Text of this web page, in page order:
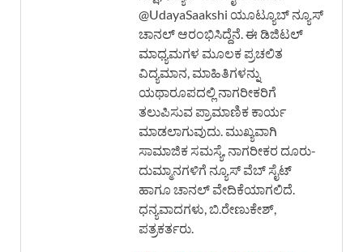
@UdayaSaakshi ಯೂಟ್ಯೂಬ್ ನ್ಯೂಸ್
ಚಾನಲ್ ಆರಂಭಿಸಿದ್ದೆನೆ. ಈ ಡಿಜಿಟಲ್
ಮಾಧ್ಯಮಗಳ ಮೂಲಕ ಪ್ರಚಲಿತ
ವಿದ್ಯಮಾನ, ಮಾಹಿತಿಗಳನ್ನು
ಯಥಾರೂಪದಲ್ಲಿ ನಾಗರೀಕರಿಗೆ
ತಲುಪಿಸುವ ಪ್ರಾಮಾಣಿಕ ಕಾರ್ಯ
ಮಾಡಲಾಗುವುದು. ಮುಖ್ಯವಾಗಿ
ಸಾಮಾಜಿಕ ಸಮಸ್ಯೆ, ನಾಗರೀಕರ ದೂರು-
ದುಮ್ಮಾನಗಳಿಗೆ ನ್ಯೂಸ್ ವೆಬ್ ಸೈಟ್
ಹಾಗೂ ಚಾನಲ್ ವೇದಿಕೆಯಾಗಲಿದೆ.
ಧನ್ಯವಾದಗಳು, ಬಿ.ರೇಣುಕೇಶ್,
ಪತ್ರಕರ್ತರು.